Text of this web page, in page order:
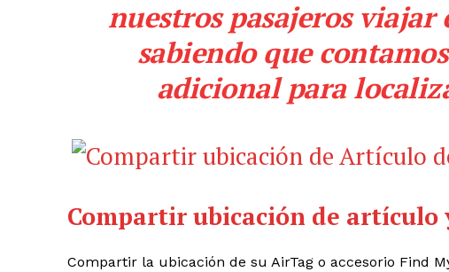
nuestros pasajeros
sabiendo que
adicional para
Compartir ubicación de artículo
Compartir la ubicación de su AirTag o accesorio Find